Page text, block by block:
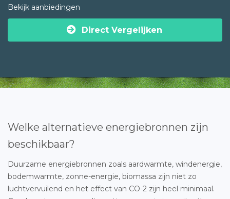
Bekijk aanbiedingen
Direct Vergelijken
Welke alternatieve energiebronnen zijn
beschikbaar?
Duurzame energiebronnen zoals aardwarmte, windenergie,
bodemwarmte, zonne-energie, biomassa zijn niet zo
luchtvervuilend en het effect van CO-2 zijn heel minimaal.